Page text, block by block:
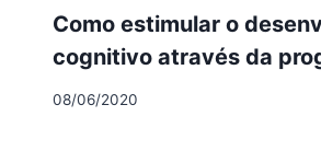
Como estimular o
cognitivo através da
08/06/2020